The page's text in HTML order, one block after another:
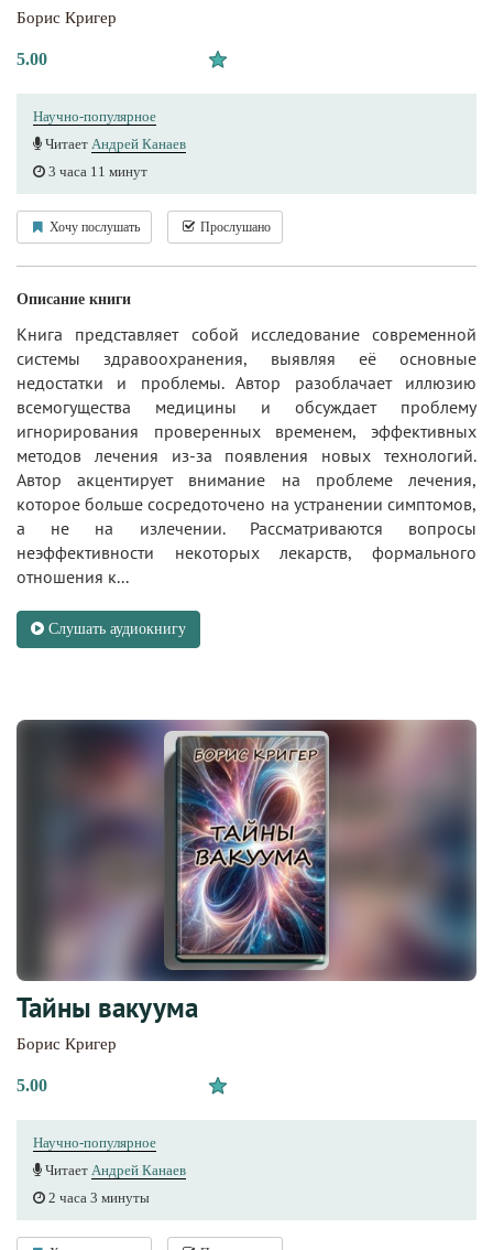
Борис Кригер
5.00
Научно-популярное
Читает Андрей Канаев
3 часа 11 минут
Хочу послушать Прослушано
Описание книги
Книга представляет собой исследование современной
системы здравоохранения, выявляя её основные
недостатки и проблемы. Автор разоблачает иллюзию
всемогущества медицины и обсуждает проблему
игнорирования проверенных временем, эффективных
методов лечения из-за появления новых технологий.
Автор акцентирует внимание на проблеме лечения,
которое больше сосредоточено на устранении симптомов,
а не на излечении. Рассматриваются вопросы
неэффективности некоторых лекарств, формального
отношения к...
Слушать аудиокнигу
Тайны вакуума
Борис Кригер
5.00
Научно-популярное
Читает Андрей Канаев
2 часа 3 минуты